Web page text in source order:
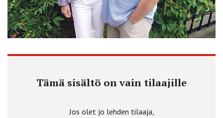
Tämä sisältö on vain tilaajille
Jos olet jo lehden tilaaja,